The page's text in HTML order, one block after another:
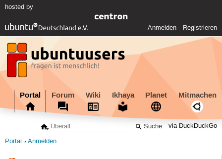
hosted by
Anmelden Registrieren
Portal Forum Wiki Ikhaya Planet Mitmachen
via DuckDuckGo
Portal Anmelden